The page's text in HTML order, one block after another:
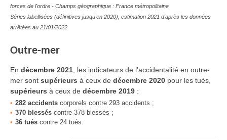
forces de l'ordre - Champs géographique : France métropolitaine
Séries labellisées (définitives jusqu'en 2020), estimation 2021 d'après les données
arrêtées au 21/01/2022
Outre-mer
En décembre 2021 , les indicateurs de l'accidentalité en outre-
mer sont supérieurs à ceux de décembre 2020 pour les tués
supérieurs à ceux de décembre 2019 :
282 accidents corporels contre 293 accidents ;
370 blessés contre 378 blessés ;
36 tués contre 24 tués.